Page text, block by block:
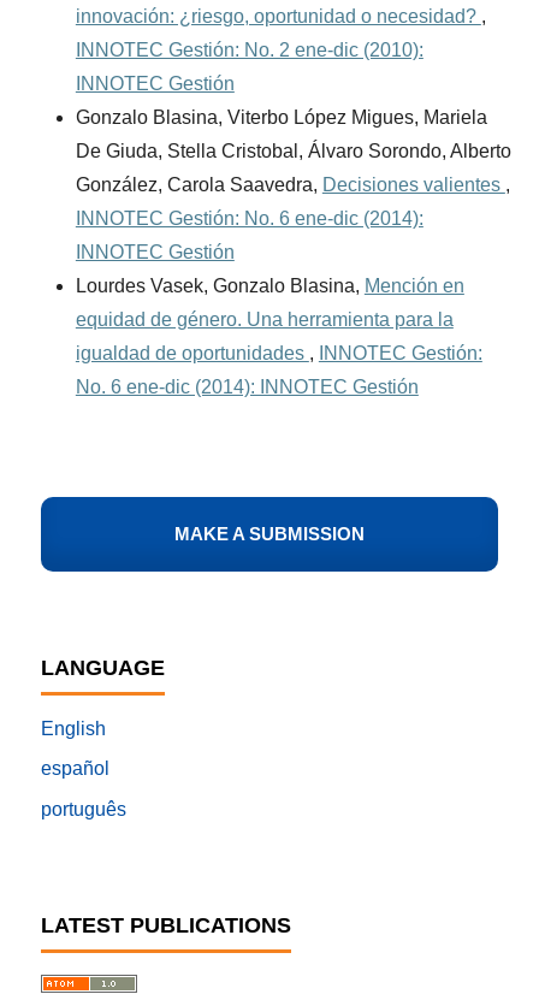
innovación: ¿riesgo, oportunidad o necesidad? ,
INNOTEC Gestión: No. 2 ene-dic (2010):
INNOTEC Gestión
Gonzalo Blasina, Viterbo López Migues, Mariela
De Giuda, Stella Cristobal, Álvaro Sorondo, Alberto
González, Carola Saavedra, Decisiones valientes ,
INNOTEC Gestión: No. 6 ene-dic (2014):
INNOTEC Gestión
Lourdes Vasek, Gonzalo Blasina, Mención en
equidad de género. Una herramienta para la
igualdad de oportunidades ,
INNOTEC Gestión:
No. 6 ene-dic (2014): INNOTEC Gestión
LANGUAGE
English
español
português
LATEST PUBLICATIONS
MAKE A SUBMISSION